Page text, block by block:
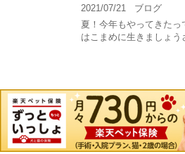
2021/07/21
ブログ
夏！今年もやってきた
はこまめに生きましょう